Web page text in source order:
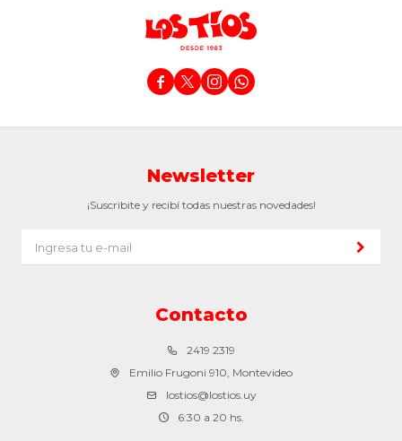
   
Contacto
2419 2319
Emilio Frugoni 910, Montevideo
lostios@lostios.uy
6:30 a 20 hs.
Newsletter
¡Suscribite y recibí todas nuestras novedades!